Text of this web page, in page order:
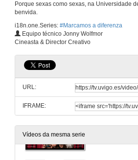
Porque sexas como sexas, na Universidade
benvida.
i18n.one.Series: #Marcamos a diferenza
Equipo técnico Jonny Wolfmor
Cineasta & Director Creativo
URL:
IFRAME:
Vídeos da mesma serie
28 de maio de 2026
#Marcamos a
Calidade UHD 4K -
Calidade HD - 30
28 de maio de 2026